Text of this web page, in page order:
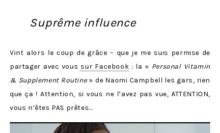
Suprême influence
Vint alors le coup de grâce – que je me suis permise de
partager avec vous sur Facebook : la « Personal Vitamin
& Supplement Routine» de Naomi Campbell les gars, rien
que ça ! Attention, si vous ne l’avez pas vue, ATTENTION,
vous n’êtes PAS prêtes…